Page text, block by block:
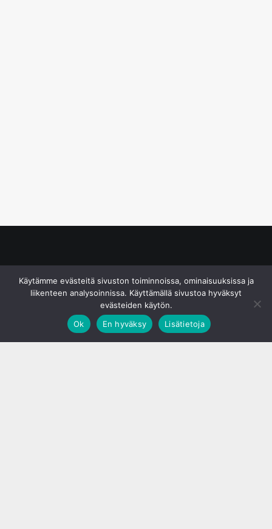
Käytämme evästeitä sivuston toiminnoissa, ominaisuuksissa ja
liikenteen analysoinnissa. Käyttämällä sivustoa hyväksyt
evästeiden käytön.
Ok
En hyväksy Lisätietoja